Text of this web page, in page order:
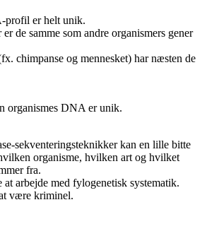
profil er helt unik.
de samme som andre organismers gener
chimpanse og mennesket) har næsten de
organismes DNA er unik.
sekventeringsteknikker kan en lille bitte
organisme, hvilken art og hvilket
fra.
at arbejde med fylogenetisk systematik.
være kriminel.